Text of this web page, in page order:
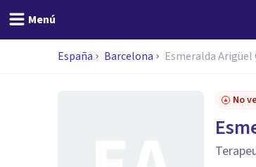
Menú
España Barcelona Esmeralda Arigüel
No